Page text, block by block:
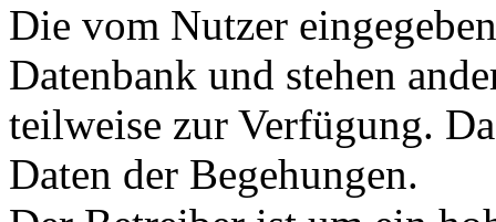
Die vom Nutzer
Datenbank und stehen
teilweise zur Verfügung.
Daten der Begehungen.